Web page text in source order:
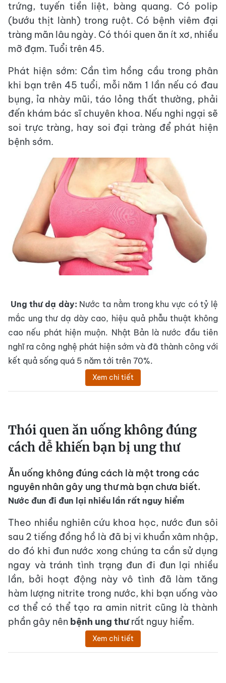
trứng, tuyến tiền liệt, bàng quang. Có polip
(bướu thịt lành) trong ruột. Có bệnh viêm đại
tràng mãn lâu ngày. Có thói quen ăn ít xơ, nhiều
mỡ đạm. Tuổi trên 45.
Phát hiện sớm: Cần tìm hồng cầu trong phân
khi bạn trên 45 tuổi, mỗi năm 1 lần nếu có đau
bụng, ỉa nhày mũi, táo lỏng thất thường, phải
đến khám bác sĩ chuyên khoa. Nếu nghi ngại sẽ
soi trực tràng, hay soi đại tràng để phát hiện
bệnh sớm.
Ung thư dạ dày: Nước ta nằm trong khu vực có tỷ lệ
mắc ung thư dạ dày cao, hiệu quả phẫu thuật không
cao nếu phát hiện muộn. Nhật Bản là nước đầu tiên
nghĩ ra công nghệ phát hiện sớm và đã thành công với
kết quả sống quá 5 năm tới trên 70%.
Xem chi tiết
Thói quen ăn uống không đúng
cách dễ khiến bạn bị ung thư
Ăn uống không đúng cách là một trong các
nguyên nhân gây ung thư mà bạn chưa biết.
Nước đun đi đun lại nhiều lần rất nguy hiểm
Theo nhiều nghiên cứu khoa học, nước đun sôi
sau 2 tiếng đồng hồ là đã bị vi khuẩn xâm nhập,
do đó khi đun nước xong chúng ta cần sử dụng
ngay và tránh tình trạng đun đi đun lại nhiều
lần, bởi hoạt động này vô tình đã làm tăng
hàm lượng nitrite trong nước, khi bạn uống vào
cơ thể có thể tạo ra amin nitrit cũng là thành
phần gây nên bệnh ung thưrất nguy hiểm.
Xem chi tiết